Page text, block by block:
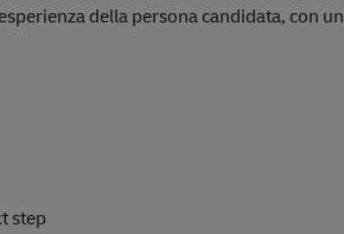
della persona candidata, con un
step